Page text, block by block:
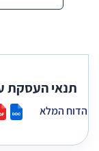
תנאי העסקת
הדוח המלא